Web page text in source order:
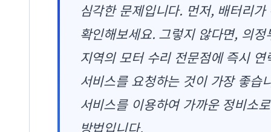
심각한 문제입니다. 먼저, 배터리
확인해보세요. 그렇지 않다면, 의
지역의 모터 수리 전문점에 즉시
서비스를 요청하는 것이 가장 좋습
서비스를 이용하여 가까운 정비소
방법입니다.